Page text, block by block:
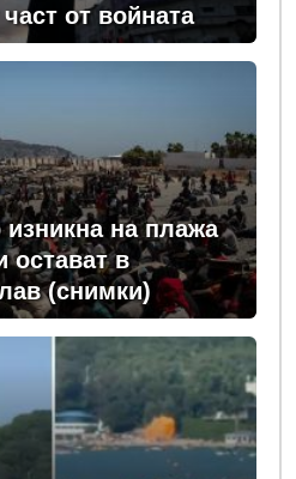
от войната
изникна на плажа
остават в
(снимки)